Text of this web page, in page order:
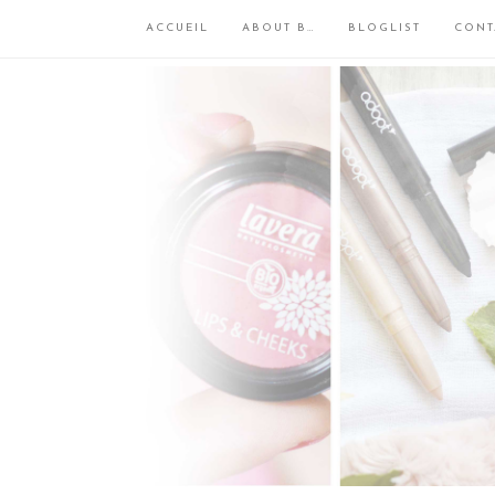
ACCUEIL ABOUT B… BLOGLIST